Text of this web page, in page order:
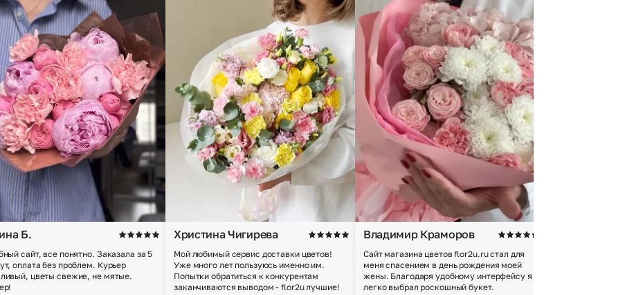
Б.
сайт, все понятно. Заказала за 5
оплата без проблем. Курьер
цветы свежие, не мятые.
Христина Чигирева
Мой любимый сервис доставки цветов!
Уже много лет пользуюсь именно им.
Попытки обратиться к конкурентам
заканчиваются выводом - flor2u лучшие!
Владимир Краморов
Сайт магазина цветов flor2u.ru стал для
меня спасением в день рождения моей
жены. Благодаря удобному интерфейсу я
легко выбрал роскошный букет.